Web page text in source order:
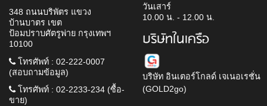
348 ถนนบริพัตร แขวง
บ้านบาตร เขต
ป้อมปราบศัตรูพ่าย กรุงเทพฯ
10100
โทรศัพท์ : 02-222-0007
(สอบถามข้อมูล)
โทรศัพท์ : 02-2233-234 (ซื้อ-
ขาย)
วันเสาร์
10.00 น. - 12.00 น.
บริษัทในเครือ
บริษัท อินเตอร์โกลด์ เจเนอเรชั่น
(GOLD2go)